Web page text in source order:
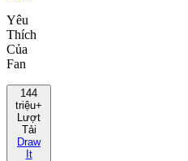
Yêu
Thích
Của
Fan
144
triệu+
Lượt
Tải
Draw
It